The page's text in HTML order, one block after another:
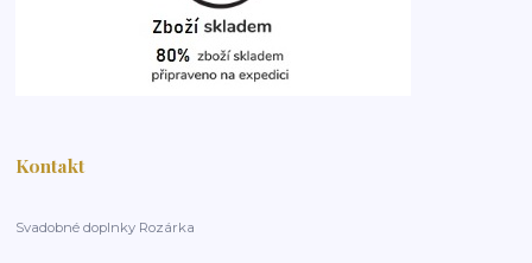
Kontakt
Svadobné doplnky Rozárka